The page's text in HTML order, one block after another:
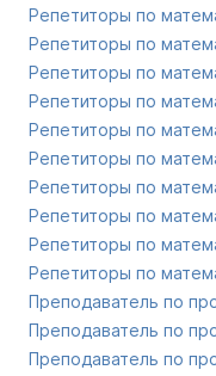
Репетиторы по
Репетиторы по
Репетиторы по
Репетиторы по
Репетиторы по
Репетиторы по
Репетиторы по
Репетиторы по
Репетиторы по
Репетиторы по
Преподаватель по
Преподаватель по
Преподаватель по